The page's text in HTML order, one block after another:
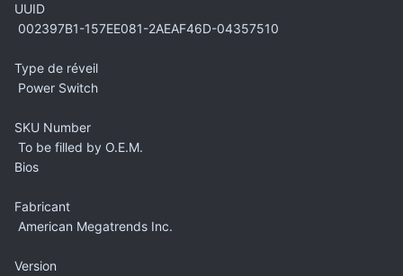
UUID
002397B1-157EE081-2AEAF46D-04357510
Type de réveil
Power Switch
SKU Number
To be filled by O.E.M.
Bios
Fabricant
American Megatrends Inc.
Version